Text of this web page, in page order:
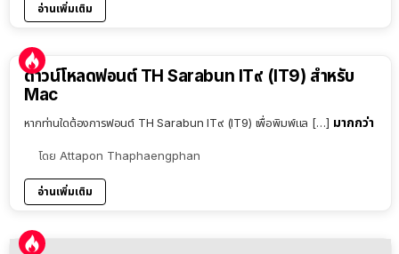
อ่านเพิ่มเติม
ดาวน์โหลดฟอนต์ TH Sarabun IT๙ (IT9) สำหรับ
Mac
หากท่านใดต้องการฟอนต์ TH Sarabun IT๙ (IT9) เพื่อพิมพ์แล […] มากกว่า
โดย Attapon Thaphaengphan
อ่านเพิ่มเติม